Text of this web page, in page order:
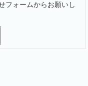
フォームからお願いし